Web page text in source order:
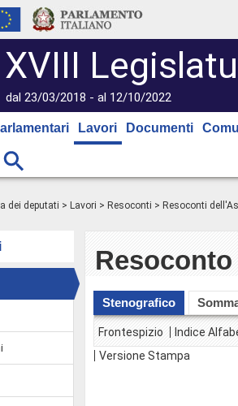
XVIII
dal 23/03/2018 - al 12/10/2022
Lavori Documenti
dei deputati > Lavori > Resoconti > Resoconti
Stenografico
Frontespizio
Indice
Versione Stampa